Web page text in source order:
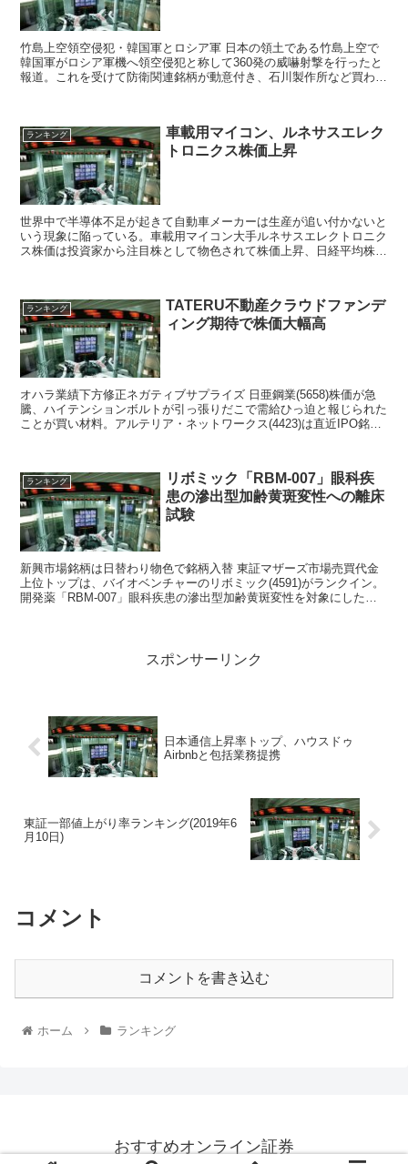
竹島上空領空侵犯・韓国軍とロシア軍 日本の領土である竹島上空で
韓国軍がロシア軍機へ領空侵犯と称して360発の威嚇射撃を行ったと
報道。これを受けて防衛関連銘柄が動意付き、石川製作所など買われ
ランキング
車載用マイコン、ルネサスエレク
トロニクス株価上昇
世界中で半導体不足が起きて自動車メーカーは生産が追い付かないと
いう現象に陥っている。車載用マイコン大手ルネサスエレクトロニク
ス株価は投資家から注目株として物色されて株価上昇、日経平均株価
ランキング
TATERU不動産クラウドファンデ
ィング期待で株価大幅高
オハラ業績下方修正ネガティブサプライズ 日亜鋼業(5658)株価が急
騰、ハイテンションボルトが引っ張りだこで需給ひっ迫と報じられた
ことが買い材料。アルテリア・ネットワークス(4423)は直近IPO銘柄
ランキング
リボミック「RBM-007」眼科疾
患の滲出型加齢黄斑変性への離床
試験
新興市場銘柄は日替わり物色で銘柄入替 東証マザーズ市場売買代金
上位トップは、バイオベンチャーのリボミック(4591)がランクイン。
開発薬「RBM-007」眼科疾患の滲出型加齢黄斑変性を対象にした臨
スポンサーリンク
日本通信上昇率トップ、ハウスドゥ
Airbnbと包括業務提携
東証一部値上がり率ランキング(2019年6
月10日)
コメント
コメントを書き込む
ホーム ランキング
おすすめオンライン証券